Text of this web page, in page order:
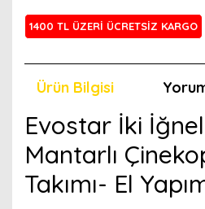
1400 TL ÜZERİ ÜCRETSİZ KARGO
Ürün Bilgisi
Evostar İki
Mantarlı
Takımı- El